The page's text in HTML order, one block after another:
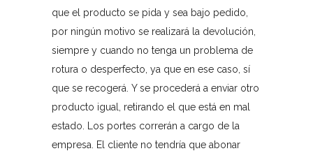
que el producto se pida y sea bajo pedido,
por ningún motivo se realizará la devolución,
siempre y cuando no tenga un problema de
rotura o desperfecto, ya que en ese caso, sí
que se recogerá. Y se procederá a enviar otro
producto igual, retirando el que está en mal
estado. Los portes correrán a cargo de la
empresa. El cliente no tendría que abonar